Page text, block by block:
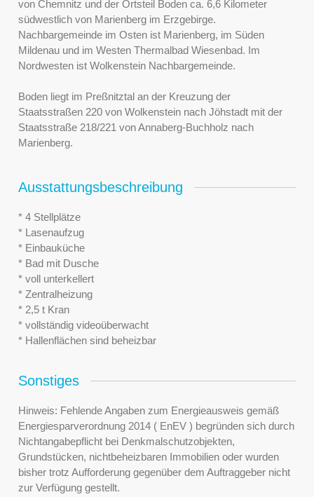
von Chemnitz und der Ortsteil Boden ca. 6,6 Kilometer
südwestlich von Marienberg im Erzgebirge.
Nachbargemeinde im Osten ist Marienberg, im Süden
Mildenau und im Westen Thermalbad Wiesenbad. Im
Nordwesten ist Wolkenstein Nachbargemeinde.
Boden liegt im Preßnitztal an der Kreuzung der
Staatsstraßen 220 von Wolkenstein nach Jöhstadt mit der
Staatsstraße 218/221 von Annaberg-Buchholz nach
Marienberg.
Ausstattungsbeschreibung
* 4 Stellplätze
* Lasenaufzug
* Einbauküche
* Bad mit Dusche
* voll unterkellert
* Zentralheizung
* 2,5 t Kran
* vollständig videoüberwacht
* Hallenflächen sind beheizbar
Sonstiges
Hinweis: Fehlende Angaben zum Energieausweis gemäß
Energiesparverordnung 2014 ( EnEV ) begründen sich durch
Nichtangabepflicht bei Denkmalschutzobjekten,
Grundstücken, nichtbeheizbaren Immobilien oder wurden
bisher trotz Aufforderung gegenüber dem Auftraggeber nicht
zur Verfügung gestellt.